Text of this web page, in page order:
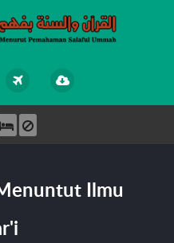
Ilmu